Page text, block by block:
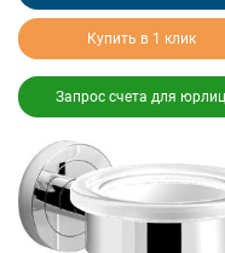
Купить в 1 клик
Запрос счета для юрлиц